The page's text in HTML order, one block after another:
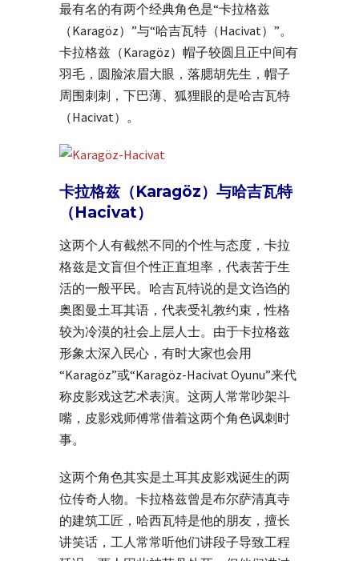
最有名的有两个经典角色是“卡拉格兹
（Karagöz）”与“哈吉瓦特（Hacivat）”。
卡拉格兹（Karagöz）帽子较圆且正中间有
羽毛，圆脸浓眉大眼，落腮胡先生，帽子
周围刺刺，下巴薄、狐狸眼的是哈吉瓦特
（Hacivat）。
卡拉格兹（Karagöz）与哈吉瓦特
（Hacivat）
这两个人有截然不同的个性与态度，卡拉
格兹是文盲但个性正直坦率，代表苦于生
活的一般平民。哈吉瓦特说的是文诌诌的
奥图曼土耳其语，代表受礼教约束，性格
较为冷漠的社会上层人士。由于卡拉格兹
形象太深入民心，有时大家也会用
“Karagöz”或“Karagöz-Hacivat Oyunu”来代
称皮影戏这艺术表演。这两人常常吵架斗
嘴，皮影戏师傅常借着这两个角色讽刺时
事。
这两个角色其实是土耳其皮影戏诞生的两
位传奇人物。卡拉格兹曾是布尔萨清真寺
的建筑工匠，哈西瓦特是他的朋友，擅长
讲笑话，工人常常听他们讲段子导致工程